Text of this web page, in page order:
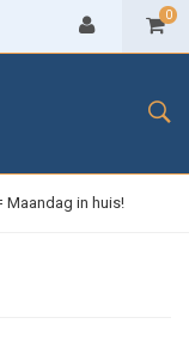
0
Maandag in huis!